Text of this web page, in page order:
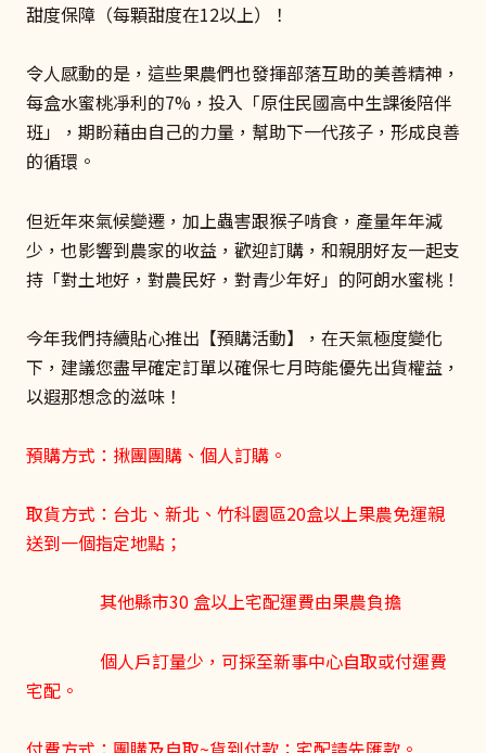
甜度保障（每顆甜度在12以上）！
令人感動的是，這些果農們也發揮部落互助的美善精神，
每盒水蜜桃凈利的7%，投入「原住民國高中生課後陪伴
班」，期盼藉由自己的力量，幫助下一代孩子，形成良善
的循環。
但近年來氣候變遷，加上蟲害跟猴子啃食，產量年年減
少，也影響到農家的收益，歡迎訂購，和親朋好友一起支
持「對土地好，對農民好，對青少年好」的阿朗水蜜桃！
今年我們持續貼心推出【預購活動】，在天氣極度變化
下，建議您盡早確定訂單以確保七月時能優先出貨權益，
以遐那想念的滋味！
預購方式：揪團團購、個人訂購。
取貨方式：台北、新北、竹科園區20盒以上果農免運親
送到一個指定地點；
其他縣市30 盒以上宅配運費由果農負擔
個人戶訂量少，可採至新事中心自取或付運費
宅配。